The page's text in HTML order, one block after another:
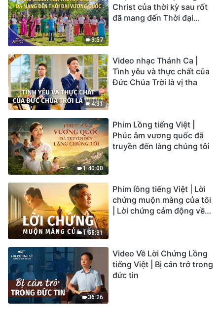
3:57
Christ của thời kỳ sau rốt
đã mang đến Thời đại
4:31
Video nhạc Thánh Ca |
Tình yêu và thực chất của
Đức Chúa Trời là vị tha
1:40:00
Phim Lồng tiếng Việt |
Phúc âm vương quốc đã
truyền đến làng chúng tôi
1:55:31
Phim lồng tiếng Việt | Lời
chứng muộn màng của tôi
| Lời chứng cảm động về
36:26
Video Về Lời Chứng Lồng
tiếng Việt | Bị cản trở trong
đức tin